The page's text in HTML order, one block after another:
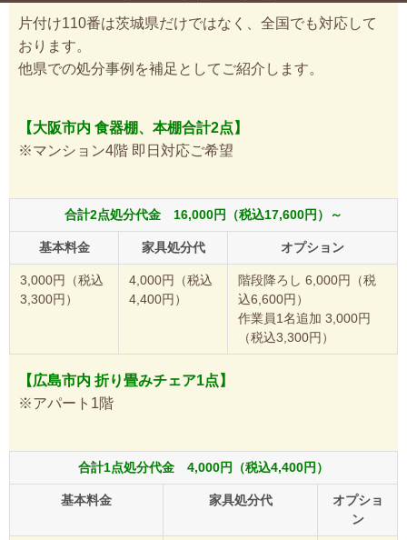
片付け110番は茨城県だけではなく、全国でも対応して
おります。
他県での処分事例を補足としてご紹介します。
【大阪市内 食器棚、本棚合計2点】
※マンション4階 即日対応ご希望
合計2点処分代金 16,000円（税込17,600円）～
基本料金 家具処分代 オプション
3,000円（税込
3,300円）
4,000円（税込
4,400円）
階段降ろし 6,000円（税
込6,600円）
作業員1名追加 3,000円
（税込3,300円）
【広島市内 折り畳みチェア1点】
※アパート1階
合計1点処分代金 4,000円（税込4,400円）
基本料金 家具処分代
オプショ
ン